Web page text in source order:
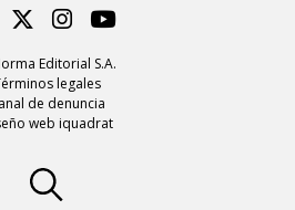
Editorial S.A.
legales
de denuncia
web iquadrat
Twitter
Instagram
Youtube